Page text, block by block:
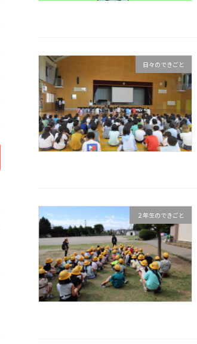
日々のできごと
２年生のできごと